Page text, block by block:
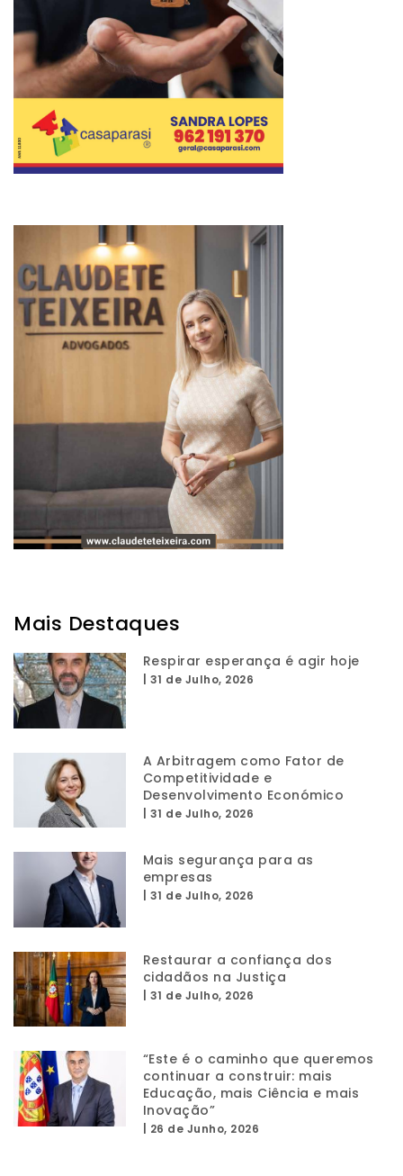
Mais Destaques
Respirar esperança é agir hoje
31 de Julho, 2026
A Arbitragem como Fator de
Competitividade e
Desenvolvimento Económico
31 de Julho, 2026
Mais segurança para as
empresas
31 de Julho, 2026
Restaurar a confiança dos
cidadãos na Justiça
31 de Julho, 2026
“Este é o caminho que queremos
continuar a construir: mais
Educação, mais Ciência e mais
Inovação”
26 de Junho, 2026